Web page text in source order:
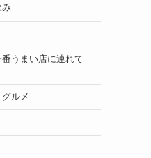
み
うまい店に連れて
ルメ